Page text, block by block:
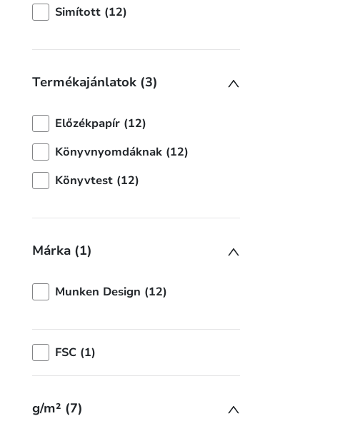
Simított (12)
Termékajánlatok (3)
Előzékpapír (12)
Könyvnyomdáknak (12)
Könyvtest (12)
Márka (1)
Munken Design (12)
FSC (1)
g/m² (7)